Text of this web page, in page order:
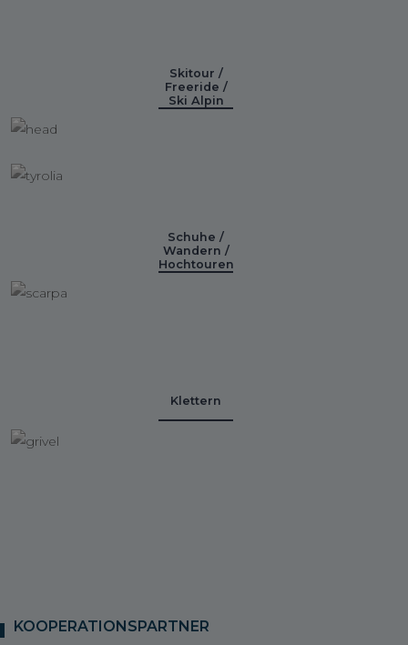
Skitour /
Freeride /
Ski Alpin
Schuhe /
Wandern /
Hochtouren
Klettern
KOOPERATIONSPARTNER